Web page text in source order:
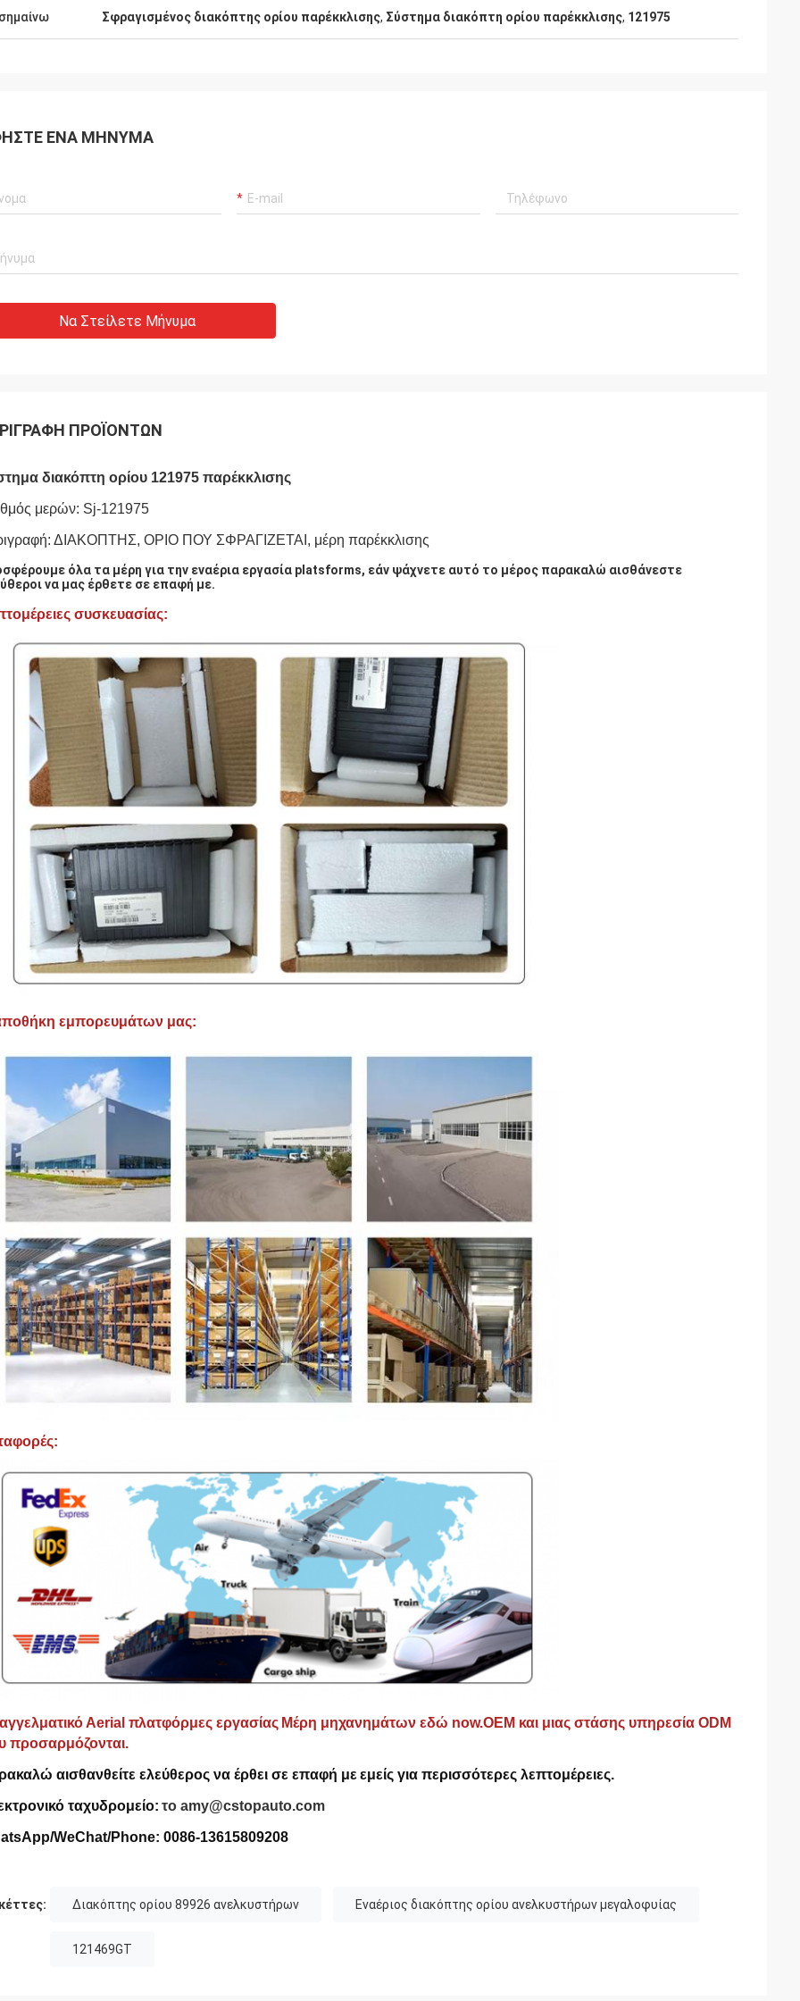
Σφραγισμένος διακόπτης ορίου παρέκκλισης, Σύστημα διακόπτη ορίου παρέκκλισης, 121975
ΈΝΑ ΜΉΝΥΜΑ
Να Στείλετε Μήνυμα
ΠΡΟΪΌΝΤΩΝ
διακόπτη ορίου 121975 παρέκκλισης
μερών: Sj-121975
ΔΙΑΚΟΠΤΗΣ, ΟΡΙΟ ΠΟΥ ΣΦΡΑΓΙΖΕΤΑΙ, μέρη παρέκκλισης
όλα τα μέρη για την εναέρια εργασία platsforms, εάν ψάχνετε αυτό το μέρος παρακαλώ αισθάνεστε
να μας έρθετε σε επαφή με.
συσκευασίας:
εμπορευμάτων μας:
Αerial πλατφόρμες εργασίας Μέρη μηχανημάτων εδώ now.OEM και μιας στάσης υπηρεσία ODM
προσαρμόζονται.
αισθανθείτε ελεύθερος να έρθει σε επαφή μεεμείς για περισσότερες λεπτομέρειες.
ταχυδρομείο: το amy@cstopauto.com
WeChat/Phone: 0086-13615809208
Διακόπτης ορίου 89926 ανελκυστήρων Εναέριος διακόπτης ορίου ανελκυστήρων μεγαλοφυίας
121469GT